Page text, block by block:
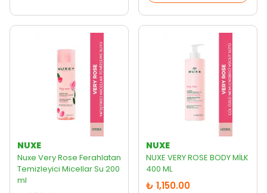
NUXE
Nuxe Very Rose Ferahlatan
Temizleyici Micellar Su 200
ml
NUXE
NUXE VERY ROSE BODY MİLK
400 ML
₺ 1,150.00